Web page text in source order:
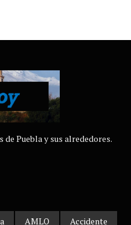
de Puebla y sus alrededores.
AMLO Accidente